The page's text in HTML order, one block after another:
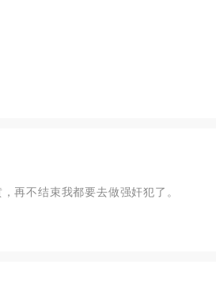
再不结束我都要去做强奸犯了。